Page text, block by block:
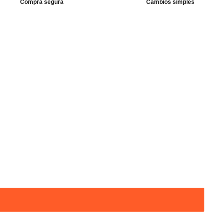
Compra segura Cambios simples